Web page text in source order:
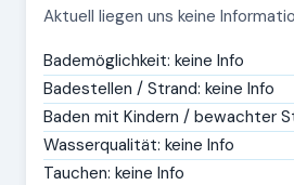
Aktuell liegen uns keine
Bademöglichkeit: keine Info
Badestellen / Strand: keine Info
Baden mit Kindern / bewachter
Wasserqualität: keine Info
Tauchen: keine Info